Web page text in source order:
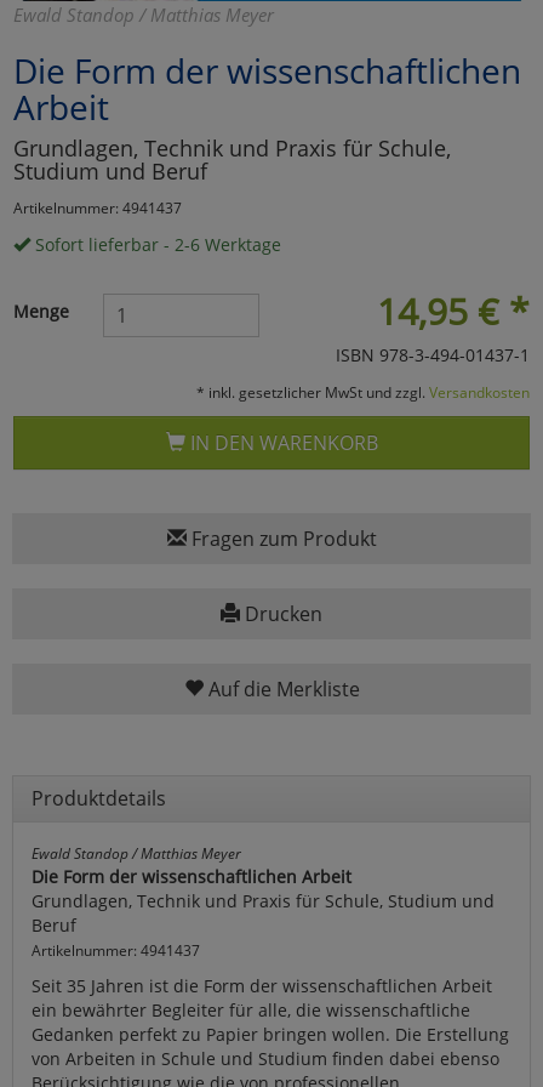
Ewald Standop / Matthias Meyer
Die Form der wissenschaftlichen
Arbeit
Grundlagen, Technik und Praxis für Schule,
Studium und Beruf
Artikelnummer: 4941437
Sofort lieferbar - 2-6 Werktage
14,95 € *
Menge
ISBN 978-3-494-01437-1
* inkl. gesetzlicher MwSt und zzgl. Versandkosten
IN DEN WARENKORB
Fragen zum Produkt
Drucken
Auf die Merkliste
Produktdetails
Ewald Standop / Matthias Meyer
Die Form der wissenschaftlichen Arbeit
Grundlagen, Technik und Praxis für Schule, Studium und
Beruf
Artikelnummer: 4941437
Seit 35 Jahren ist die Form der wissenschaftlichen Arbeit
ein bewährter Begleiter für alle, die wissenschaftliche
Gedanken perfekt zu Papier bringen wollen. Die Erstellung
von Arbeiten in Schule und Studium finden dabei ebenso
Umfragetools
Cookies
Einstellungen speichern
zu Haupptseite